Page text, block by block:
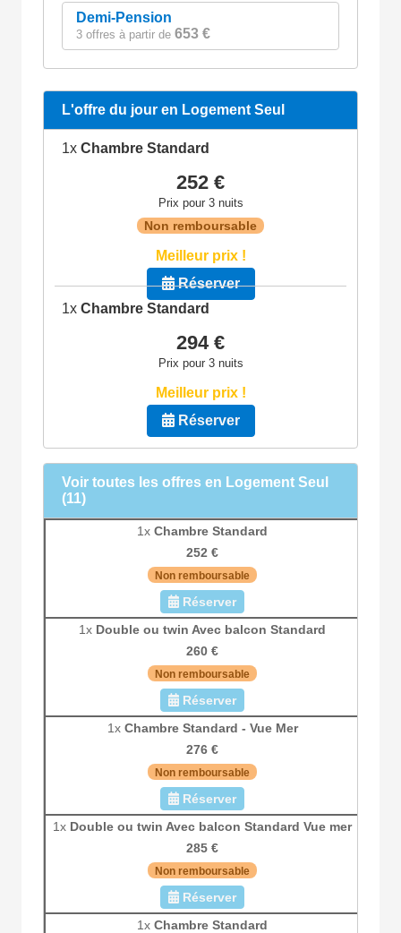
Demi-Pension
3 offres à partir de 653 €
L'offre du jour en Logement Seul
1x Chambre Standard
252 €
Prix pour 3 nuits
Non remboursable
Meilleur prix !
Réserver
1x Chambre Standard
294 €
Prix pour 3 nuits
Meilleur prix !
Réserver
Voir toutes les offres en Logement Seul
(11)
1x Chambre Standard
252 €
Non remboursable
Réserver
1x Double ou twin Avec balcon Standard
260 €
Non remboursable
Réserver
1x Chambre Standard - Vue Mer
276 €
Non remboursable
Réserver
1x Double ou twin Avec balcon Standard Vue mer
285 €
Non remboursable
Réserver
1x Chambre Standard